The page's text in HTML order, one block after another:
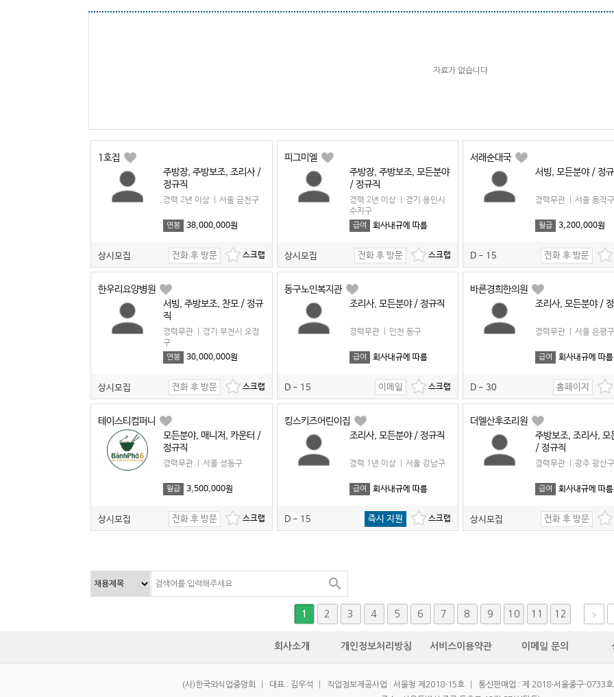
자료가 없습니다
1호집
주방장, 주방보조, 조리사 /
정규직
경력 2년 이상 서울 금천구
연봉 38,000,000원
상시모집 전화 후 방문
피그미엘
주방장, 주방보조, 모든분야
/ 정규직
경력 2년 이상
경기 용인시
수지구
급여 회사내규에 따름
상시모집 전화 후 방문
서래순대국
서빙, 모든분야 / 정
경력무관 서울 동작구
월급 3,200,000원
D - 15 전화 후 방문
한우리요양병원
서빙, 주방보조, 찬모 / 정규
직
경력무관
경기 부천시 오정
구
연봉 30,000,000원
상시모집 전화 후 방문
동구노인복지관
조리사, 모든분야 / 정규직
경력무관 인천 동구
급여 회사내규에 따름
D - 15 이메일
바른경희한의원
조리사, 모든분야 /
경력무관 서울 은평구
급여 회사내규에 따름
D - 30 홈페이지
테이스티컴퍼니
모든분야, 매니저, 카운터 /
정규직
경력무관 서울 성동구
월급 3,500,000원
상시모집 전화 후 방문
킹스키즈어린이집
조리사, 모든분야 / 정규직
경력 1년 이상 서울 강남구
급여 회사내규에 따름
D - 15 즉시 지원
더엘산후조리원
주방보조, 조리사, 모
/ 정규직
경력무관 광주 광산구
급여 회사내규에 따름
상시모집 전화 후 방문
1 2 3 4 5 6 7 8 9 10 11 12
회사소개 개인정보처리방침 서비스이용약관 이메일 문의
(사)한국외식업중앙회 대표 : 김우석 직업정보제공사업 : 서울청 제2018-15호 통신판매업 : 제 2018-서울중구-0733호